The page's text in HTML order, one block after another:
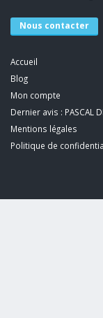
Nous contacter
Accueil
Blog
Mon compte
Dernier avis : PASCAL
Mentions légales
Politique de